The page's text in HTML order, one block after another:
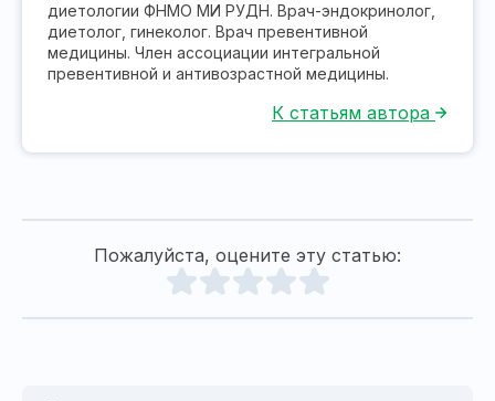
диетологии ФНМО МИ РУДН. Врач-эндокринолог,
диетолог, гинеколог. Врач превентивной
медицины. Член ассоциации интегральной
превентивной и антивозрастной медицины.
К статьям автора
Пожалуйста, оцените эту статью: